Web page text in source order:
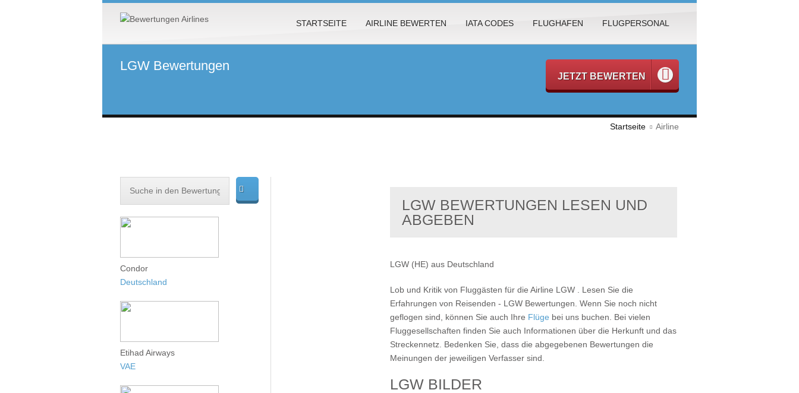
STARTSEITE AIRLINE BEWERTEN IATA CODES FLUGHAFEN FLUGPERSONAL
JETZT BEWERTEN
LGW Bewertungen
Startseite Airline
LGW BEWERTUNGEN LESEN UND
ABGEBEN
LGW (HE) aus Deutschland
Lob und Kritik von Fluggästen für die Airline LGW
. Lesen Sie die
Erfahrungen von Reisenden - LGW Bewertungen. Wenn Sie noch nicht
geflogen sind, können Sie auch Ihre Flüge bei uns buchen. Bei vielen
Fluggesellschaften finden Sie auch Informationen über die Herkunft und das
Streckennetz. Bedenken Sie, dass die abgegebenen Bewertungen die
Meinungen der jeweiligen Verfasser sind.
LGW BILDER
Condor
Deutschland
Etihad Airways
VAE